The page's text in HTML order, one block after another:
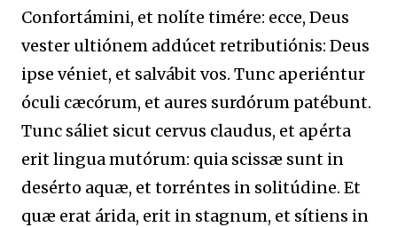
Confortámini, et nolíte timére: ecce, Deus
vester ultiónem addúcet retributiónis: Deus
ipse véniet, et salvábit vos. Tunc aperiéntur
óculi cæcórum, et aures surdórum patébunt.
Tunc sáliet sicut cervus claudus, et apérta
erit lingua mutórum: quia scissæ sunt in
desérto aquæ, et torréntes in solitúdine. Et
quæ erat árida, erit in stagnum, et sítiens in